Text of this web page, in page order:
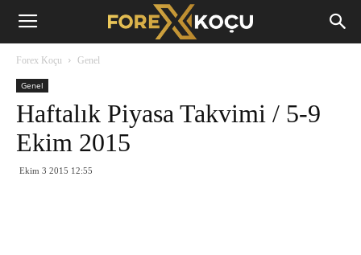
Forex
Forex Koçu Genel
Genel
Haftalık Piyasa Takvimi / 5-9
Ekim 2015
Ekim 3 2015 12:55